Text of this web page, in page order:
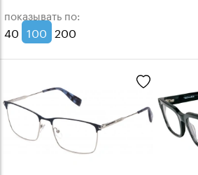
показывать по:
40 100 200